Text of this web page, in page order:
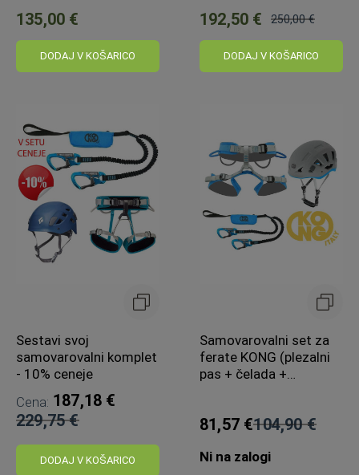
135,00 €
DODAJ V KOŠARICO
ferate!
192,50 €
cena:
250,00 €
DODAJ V KOŠARICO
Sestavi svoj
samovarovalni komplet
- 10% ceneje
Cena: 187,18 €
Običajna
cena:
229,75 €
DODAJ V KOŠARICO
Samovarovalni set za
ferate KONG (plezalni
pas + čelada +
81,57 €
cena:
104,90 €
Ni na zalogi